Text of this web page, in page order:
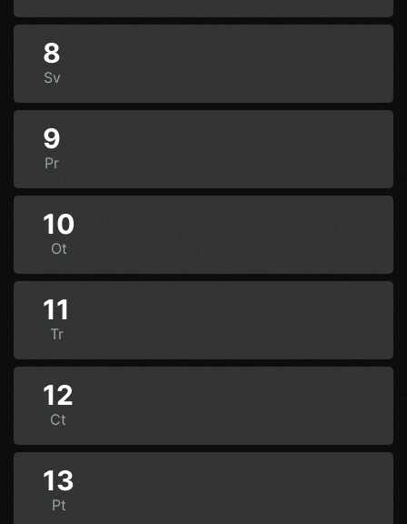
8
Sv
9
Pr
10
Ot
11
Tr
12
Ct
13
Pt